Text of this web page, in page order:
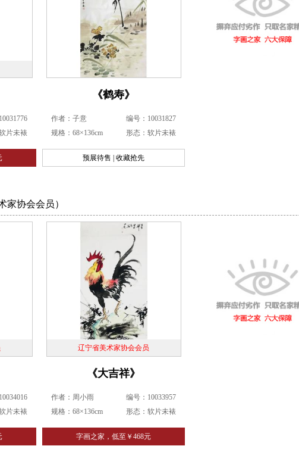
片未裱
《鹤寿》
作者：子意
规格：68×136cm
编号：10031827
形态：软片未裱
预展待售 | 收藏抢先
家协会会员）
片未裱
辽宁省美术家协会会员
《大吉祥》
作者：周小雨
规格：68×136cm
编号：10033957
形态：软片未裱
字画之家，低至￥468元